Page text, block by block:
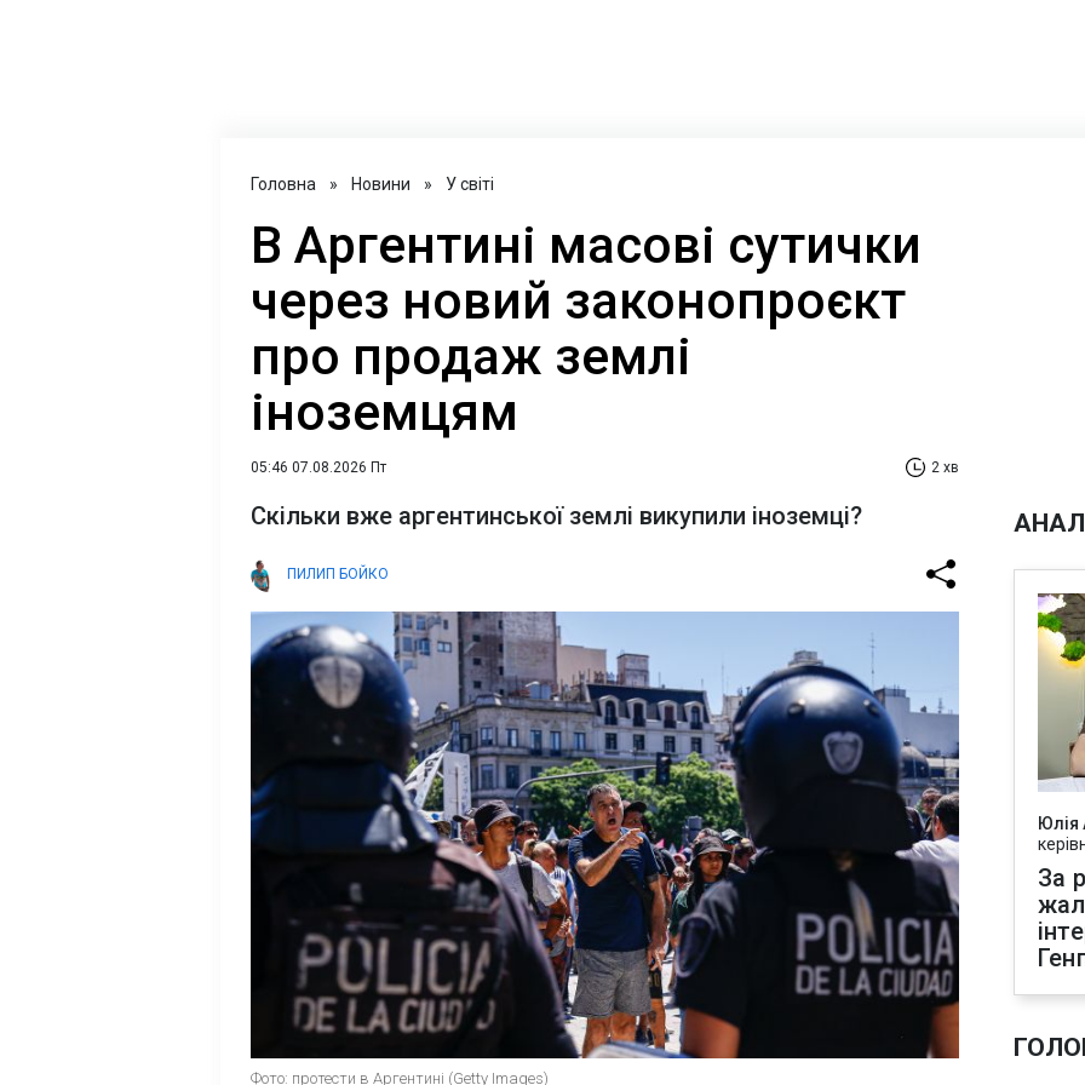
Головна » Новини » У світі
В Аргентині масові сутички
через новий законопроєкт
про продаж землі
іноземцям
05:46 07.08.2026 Пт 2 хв
Скільки вже аргентинської землі викупили іноземці?
ПИЛИП БОЙКО
Фото: протести в Аргентині (Getty Images)
Юлія
За